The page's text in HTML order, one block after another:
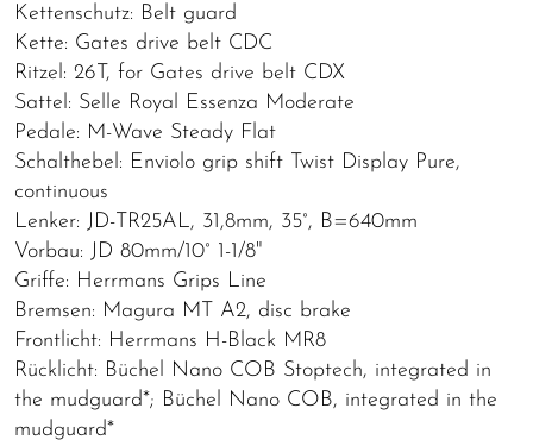
Kettenschutz: Belt guard
Kette: Gates drive belt CDC
Ritzel: 26T, for Gates drive belt CDX
Sattel: Selle Royal Essenza Moderate
Pedale: M-Wave Steady Flat
Schalthebel: Enviolo grip shift Twist Display Pure,
continuous
Lenker: JD-TR25AL, 31,8mm, 35°, B=640mm
Vorbau: JD 80mm/10° 1-1/8"
Griffe: Herrmans Grips Line
Bremsen: Magura MT A2, disc brake
Frontlicht: Herrmans H-Black MR8
Rücklicht: Büchel Nano COB Stoptech, integrated in
the mudguard*; Büchel Nano COB, integrated in the
mudguard*